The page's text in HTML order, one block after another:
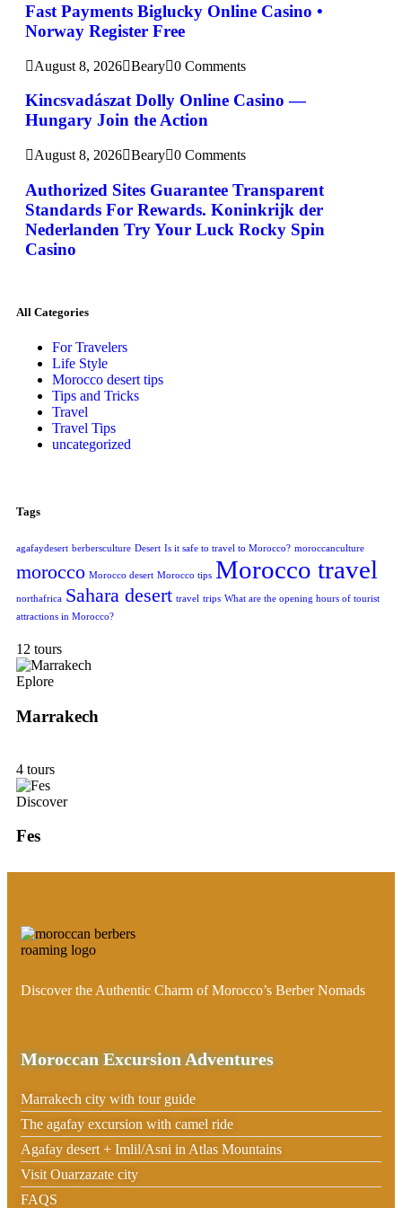
Fast Payments Biglucky Online Casino •
Norway Register Free
August 8, 2026 Beary 0 Comments
Kincsvadászat Dolly Online Casino —
Hungary Join the Action
August 8, 2026 Beary 0 Comments
Authorized Sites Guarantee Transparent
Standards For Rewards. Koninkrijk der
Nederlanden Try Your Luck Rocky Spin
Casino
All Categories
For Travelers
Life Style
Morocco desert tips
Tips and Tricks
Travel
Travel Tips
uncategorized
Tags
agafaydesert berbersculture Desert Is it safe to travel to Morocco? moroccanculture
morocco Morocco desert Morocco tips Morocco travel
northafrica Sahara desert travel trips What are the opening hours of tourist
attractions in Morocco?
12 tours
Eplore
Marrakech
4 tours
Discover
Fes
Discover the Authentic Charm of Morocco’s Berber Nomads
Moroccan Excursion Adventures
Marrakech city with tour guide
The agafay excursion with camel ride
Agafay desert + Imlil/Asni in Atlas Mountains
Visit Ouarzazate city
FAQS